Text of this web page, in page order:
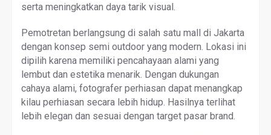
serta meningkatkan daya tarik visual.
Pemotretan berlangsung di salah satu mall di Jakarta
dengan konsep semi outdoor yang modern. Lokasi ini
dipilih karena memiliki pencahayaan alami yang
lembut dan estetika menarik. Dengan dukungan
cahaya alami, fotografer perhiasan dapat menangkap
kilau perhiasan secara lebih hidup. Hasilnya terlihat
lebih elegan dan sesuai dengan target pasar brand.